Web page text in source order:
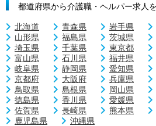
都道府県から介護職・ヘルパー求人
北海道 青森県 岩手県
山形県
福島県 茨城県
埼玉県
千葉県 東京都
富山県
石川県 福井県
岐阜県
静岡県 愛知県
京都府
大阪府 兵庫県
鳥取県
島根県 岡山県
徳島県
香川県 愛媛県
佐賀県
長崎県 熊本県
鹿児島県
沖縄県